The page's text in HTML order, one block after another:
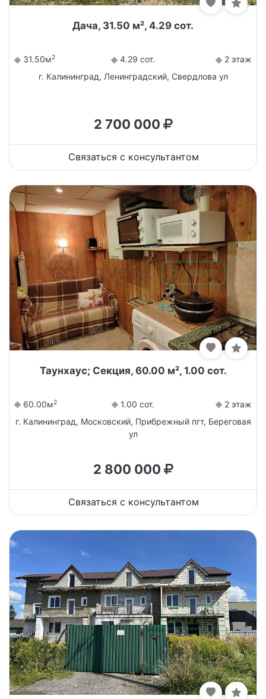
Дача, 31.50 м², 4.29 сот.
31.50м2 4.29 сот.
2 этаж
г. Калининград, Ленинградский, Свердлова ул
2 700 000
Связаться с консультантом
Таунхаус; Секция, 60.00 м², 1.00 сот.
60.00м2 1.00 сот.
2 этаж
г. Калининград, Московский, Прибрежный пгт, Береговая
ул
2 800 000
Связаться с консультантом